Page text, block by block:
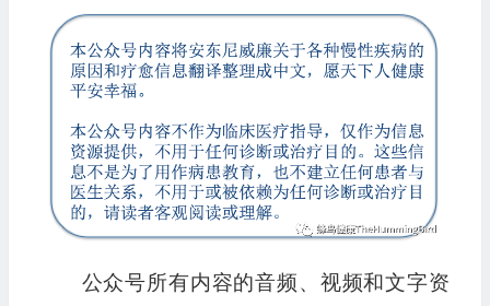
公众号所有内容的音频、视频和文字资